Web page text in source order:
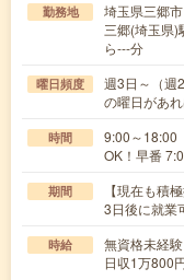
勤務地
埼玉県三郷市
三郷(埼玉県)
ら---分
曜日頻度
週3日～（週
の曜日があ
時間
9:00～18:00
OK！早番
期間
【現在も積
3日後に就業
時給
無資格未経
日収1万800